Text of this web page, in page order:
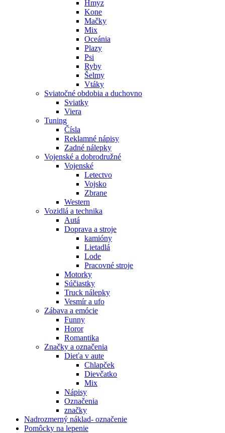
Hmyz
Kone
Mačky
Mix
Oceánia
Plazy
Psi
Ryby
Šelmy
Vtáky
Sviatočné obdobia a duchovno
Sviatky
Viera
Tuning
Čísla
Reklamné nápisy
Zadné nálepky
Vojenské a dobrodružné
Vojenské
Letectvo
Vojsko
Zbrane
Western
Vozidlá a technika
Autá
Doprava a stroje
kamióny
Lietadlá
Lode
Pracovné stroje
Motorky
Súčiastky
Truck nálepky
Vesmír a ufo
Zábava a emócie
Funny
Horor
Romantika
Značky a označenia
Dieťa v aute
Chlapček
Dievčatko
Mix
Nápisy
Označenia
značky
Nadrozmerný náklad- označenie
Pomôcky na lepenie